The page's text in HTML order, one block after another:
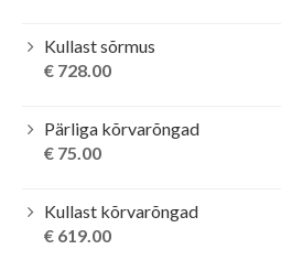
Kullast sõrmus
€ 728.00
Pärliga kõrvarõngad
€ 75.00
Kullast kõrvarõngad
€ 619.00